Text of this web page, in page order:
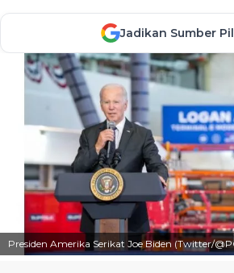
Jadikan Sumber
Presiden Amerika Serikat Joe Biden (Twitter/